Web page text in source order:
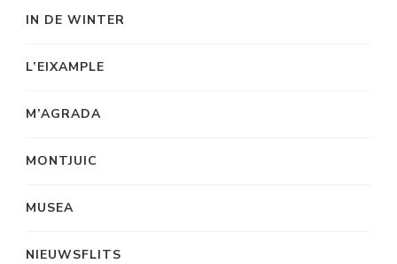
IN DE WINTER
L’EIXAMPLE
M’AGRADA
MONTJUIC
MUSEA
NIEUWSFLITS